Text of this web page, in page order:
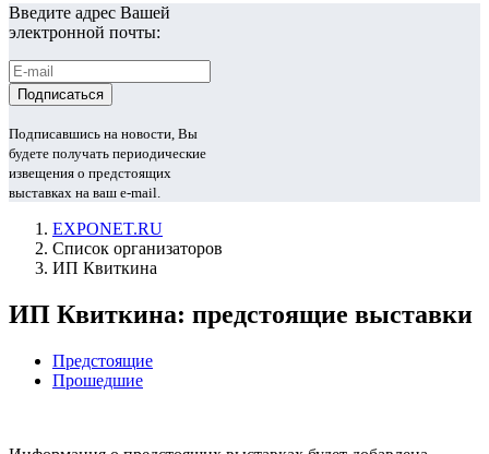
Введите адрес Вашей
электронной почты:
Подписавшись на новости, Вы
будете получать периодические
извещения о предстоящих
выставках на ваш e-mail.
EXPONET.RU
Список организаторов
ИП Квиткина
ИП Квиткина: предстоящие выставки
Предстоящие
Прошедшие